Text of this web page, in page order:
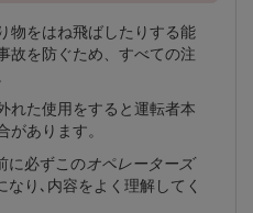
物をはね飛ばしたりする能
故を防ぐため、すべての注
れた使用をすると運転者本
あります。
に必ずこのオペレーターズ
なり､内容をよく理解してく